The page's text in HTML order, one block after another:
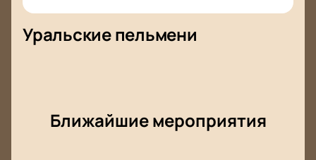
Уральские пельмени
Ближайшие мероприятия